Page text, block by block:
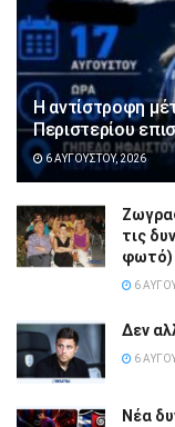
Η αντίστροφη
Περιστερίου
6 ΑΥΓΟΎΣΤΟΥ, 2026
τις
φωτό)
6
Δεν
6
Νέα